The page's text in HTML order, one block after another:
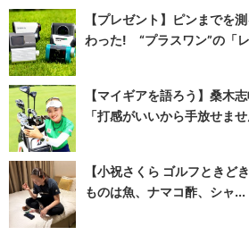
【プレゼント】ピンまでを
わった! “プラスワン”の「
【マイギアを語ろう】桑木
「打感がいいから手放せませ
【小祝さくら ゴルフとき
ものは魚、ナマコ酢、シャ...